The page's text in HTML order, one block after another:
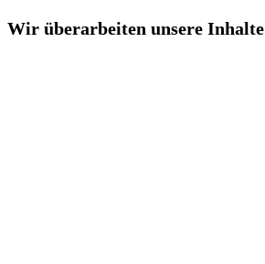
Wir überarbeiten unsere Inhalte